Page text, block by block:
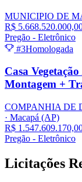
MUNICIPIO DE
R$
Pregão - Eletrônico
#3Homologada
Casa
Montagem +
COMPANHIA DE
· Macapá (AP)
R$
Pregão - Eletrônico
Licitações